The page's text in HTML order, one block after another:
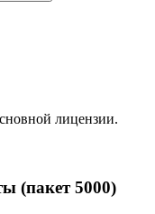
лицензии.
(пакет 5000)